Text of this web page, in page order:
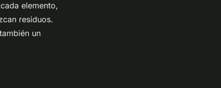
elemento,
residuos.
un